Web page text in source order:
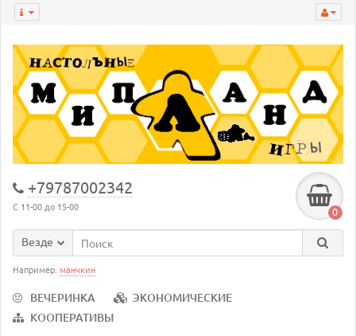
+79787002342
С 11-00 до 15-00 0
Везде
Например: манчкин
ВЕЧЕРИНКА
ЭКОНОМИЧЕСКИЕ
КООПЕРАТИВЫ